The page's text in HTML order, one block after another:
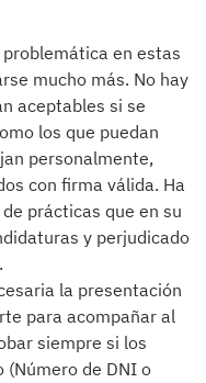
en estas
mucho más. No hay
aceptables si se
los que puedan
personalmente,
con firma válida. Ha
prácticas que en su
y perjudicado
la presentación
para acompañar al
siempre si los
(Número de DNI o